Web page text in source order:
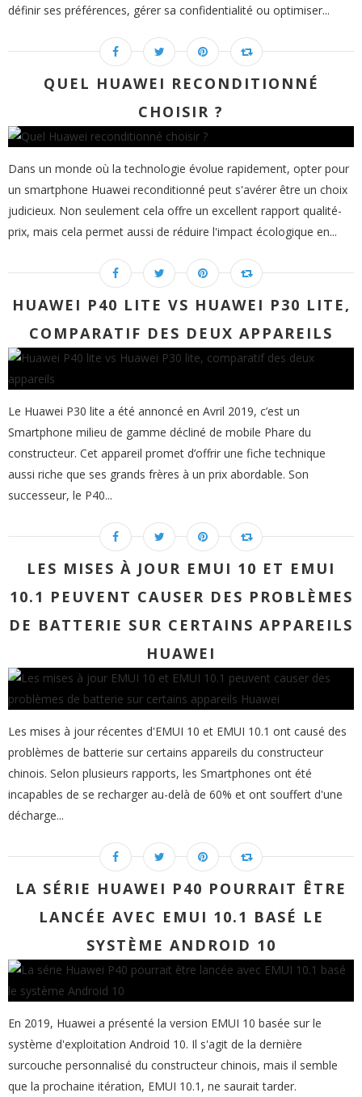
définir ses préférences, gérer sa confidentialité ou optimiser...
QUEL HUAWEI RECONDITIONNÉ
CHOISIR ?
Dans un monde où la technologie évolue rapidement, opter pour
un smartphone Huawei reconditionné peut s'avérer être un choix
judicieux. Non seulement cela offre un excellent rapport qualité-
prix, mais cela permet aussi de réduire l'impact écologique en...
HUAWEI P40 LITE VS HUAWEI P30 LITE,
COMPARATIF DES DEUX APPAREILS
Le Huawei P30 lite a été annoncé en Avril 2019, c’est un
Smartphone milieu de gamme décliné de mobile Phare du
constructeur. Cet appareil promet d’offrir une fiche technique
aussi riche que ses grands frères à un prix abordable. Son
successeur, le P40...
LES MISES À JOUR EMUI 10 ET EMUI
10.1 PEUVENT CAUSER DES PROBLÈMES
DE BATTERIE SUR CERTAINS APPAREILS
HUAWEI
Les mises à jour récentes d'EMUI 10 et EMUI 10.1 ont causé des
problèmes de batterie sur certains appareils du constructeur
chinois. Selon plusieurs rapports, les Smartphones ont été
incapables de se recharger au-delà de 60% et ont souffert d'une
décharge...
LA SÉRIE HUAWEI P40 POURRAIT ÊTRE
LANCÉE AVEC EMUI 10.1 BASÉ LE
SYSTÈME ANDROID 10
En 2019, Huawei a présenté la version EMUI 10 basée sur le
système d'exploitation Android 10. Il s'agit de la dernière
surcouche personnalisé du constructeur chinois, mais il semble
que la prochaine itération, EMUI 10.1, ne saurait tarder.